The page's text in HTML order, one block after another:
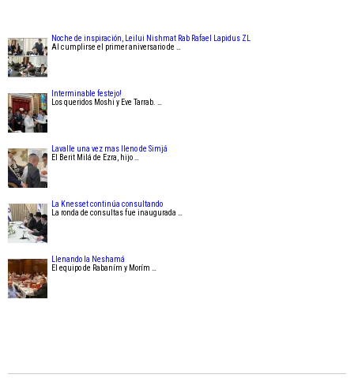
Noche de inspiración, Leilui Nishmat Rab Rafael Lapidus ZL
Al cumplirse el primer aniversario de …
Interminable festejo!
Los queridos Moshi y Eve Tarrab. …
Lavalle una vez mas lleno de Simjá
El Berit Milá de Ezra, hijo …
La Knesset continúa consultando
La ronda de consultas fue inaugurada …
Llenando la Neshamá
El equipo de Rabaním y Morím …